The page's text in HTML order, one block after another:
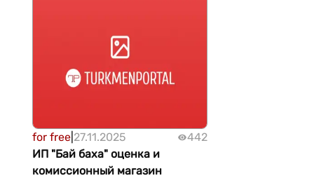
for free| 27.11.2025
442
ИП "Бай баха" оценка и
комиссионный магазин